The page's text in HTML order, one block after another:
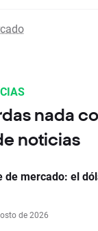
nada
noticias
de mercado: el
de 2026